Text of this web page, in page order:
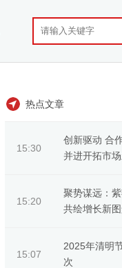
热点文章
15:30
创新驱动 合
并进开拓市
15:20
聚势谋远：
共绘增长新
15:07
2025年清明
次